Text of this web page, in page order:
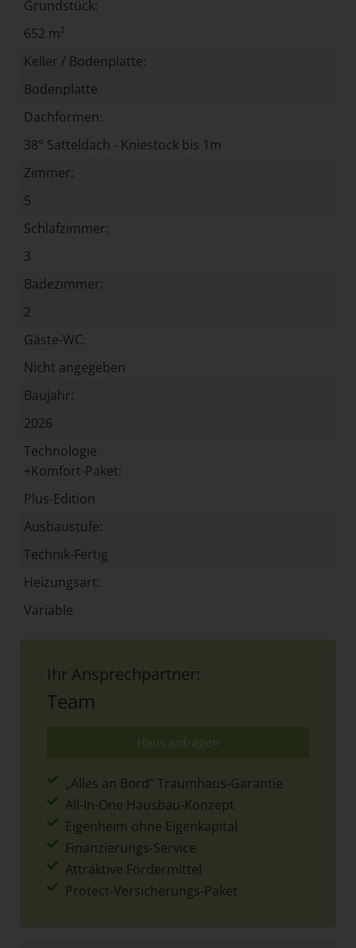
Grundstück:
652 m²
Keller / Bodenplatte:
Bodenplatte
Dachformen:
38° Satteldach - Kniestock bis 1m
Zimmer:
5
Schlafzimmer:
3
Badezimmer:
2
Gäste-WC:
Nicht angegeben
Baujahr:
2026
Technologie
+Komfort-Paket:
Plus-Edition
Ausbaustufe:
Technik-Fertig
Heizungsart:
Variable
Ihr Ansprechpartner:
Team
Haus anfragen
„Alles an Bord“ Traumhaus-Garantie
All-In-One Hausbau-Konzept
Eigenheim ohne Eigenkapital
Finanzierungs-Service
Attraktive Fördermittel
Protect-Versicherungs-Paket